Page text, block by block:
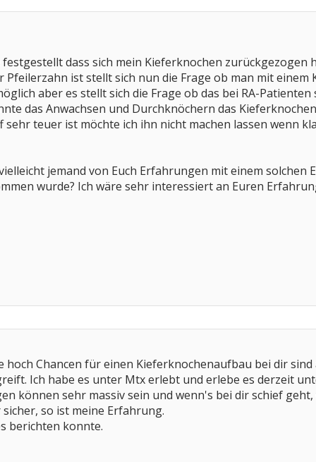
dass sich mein Kieferknochen zurückgezogen
Pfeilerzahn ist stellt sich nun die Frage ob man mit
aber es stellt sich die Frage ob das bei RA-
das Anwachsen und Durchknöchern das
teuer ist möchte ich ihn nicht machen lassen wenn
jemand von Euch Erfahrungen mit einem solchen
wurde? Ich wäre sehr interessiert an Euren
hoch Chancen für einen Kieferknochenaufbau bei dir
Ich habe es unter Mtx erlebt und erlebe es derzeit
können sehr massiv sein und wenn's bei dir schief
so ist meine Erfahrung.
berichten konnte.